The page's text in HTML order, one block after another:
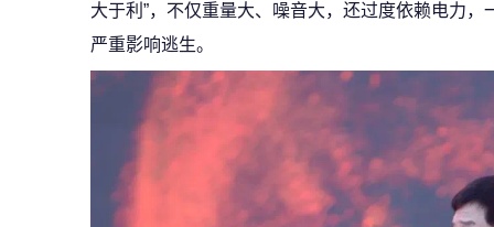
大于利”，不仅重量大、噪音大，还过度依赖电力
严重影响逃生。